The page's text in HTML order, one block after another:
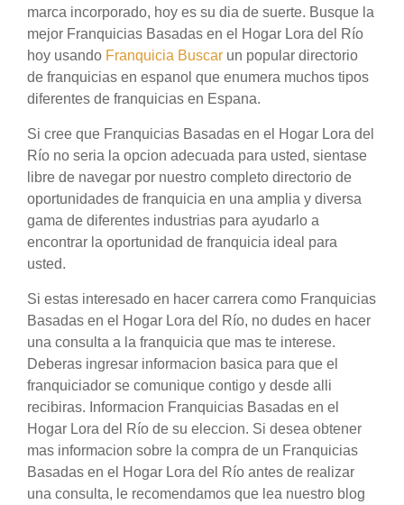
marca incorporado, hoy es su dia de suerte. Busque la
mejor Franquicias Basadas en el Hogar Lora del Río
hoy usando Franquicia Buscar un popular directorio
de franquicias en espanol que enumera muchos tipos
diferentes de franquicias en Espana.
Si cree que Franquicias Basadas en el Hogar Lora del
Río no seria la opcion adecuada para usted, sientase
libre de navegar por nuestro completo directorio de
oportunidades de franquicia en una amplia y diversa
gama de diferentes industrias para ayudarlo a
encontrar la oportunidad de franquicia ideal para
usted.
Si estas interesado en hacer carrera como Franquicias
Basadas en el Hogar Lora del Río, no dudes en hacer
una consulta a la franquicia que mas te interese.
Deberas ingresar informacion basica para que el
franquiciador se comunique contigo y desde alli
recibiras. Informacion Franquicias Basadas en el
Hogar Lora del Río de su eleccion. Si desea obtener
mas informacion sobre la compra de un Franquicias
Basadas en el Hogar Lora del Río antes de realizar
una consulta, le recomendamos que lea nuestro blog